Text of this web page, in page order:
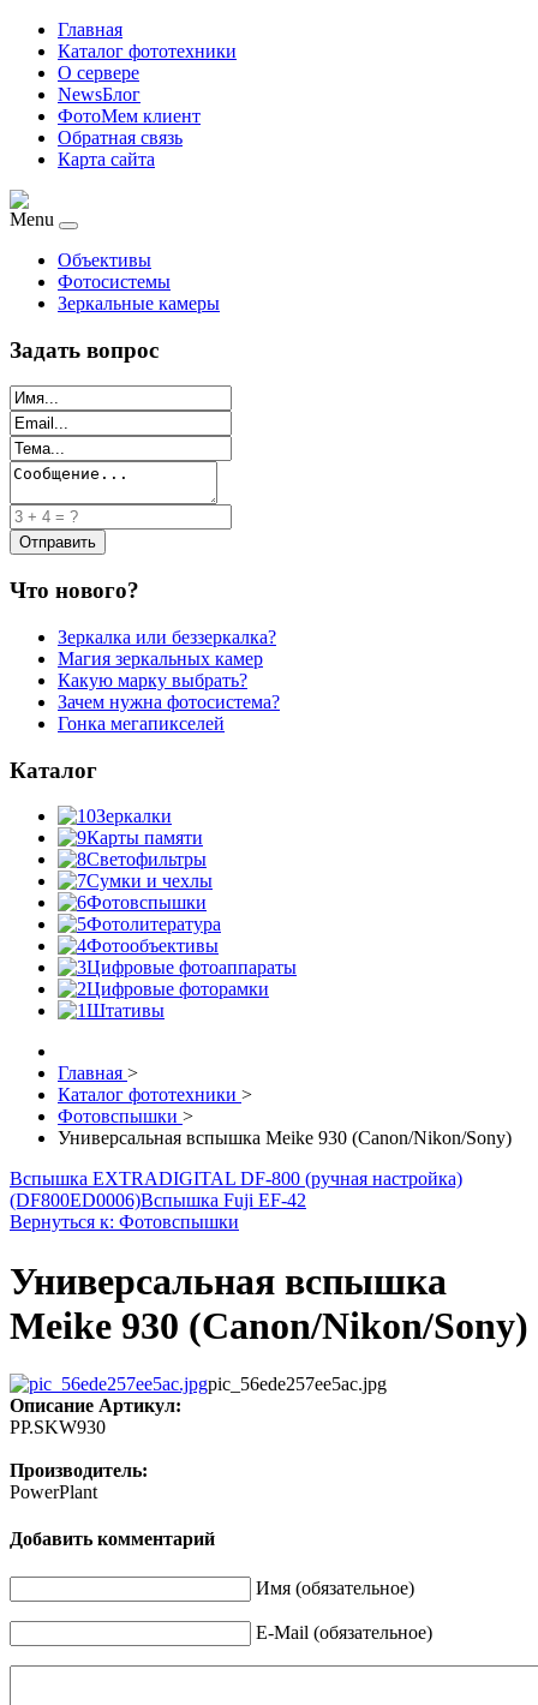
Главная
Каталог фототехники
О сервере
NewsБлог
ФотоМем клиент
Обратная связь
Карта сайта
Menu
Объективы
Фотосистемы
Зеркальные камеры
Задать вопрос
Что нового?
Зеркалка или беззеркалка?
Магия зеркальных камер
Какую марку выбрать?
Зачем нужна фотосистема?
Гонка мегапикселей
Каталог
Зеркалки
Карты памяти
Светофильтры
Сумки и чехлы
Фотовспышки
Фотолитература
Фотообъективы
Цифровые фотоаппараты
Цифровые фоторамки
Штативы
Главная >
Каталог фототехники >
Фотовспышки >
Универсальная вспышка Meike 930 (Canon/Nikon/Sony)
Вспышка EXTRADIGITAL DF-800 (ручная настройка)
(DF800ED0006)Вспышка Fuji EF-42
Вернуться к: Фотовспышки
Универсальная вспышка
Meike 930 (Canon/Nikon/Sony)
pic_56ede257ee5ac.jpg
Описание Артикул:
PP.SKW930
Производитель:
PowerPlant
Добавить комментарий
Имя (обязательное)
E-Mail (обязательное)